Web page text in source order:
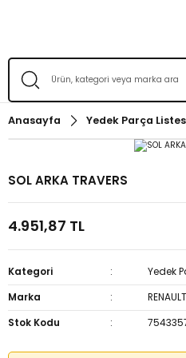
Anasayfa Yedek Parça
SOL ARKA TRAVERS
4.951,87 TL
Kategori
Yedek
Marka
RENAULT
Stok Kodu